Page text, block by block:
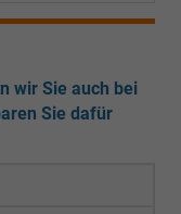
wir Sie auch bei
Sie dafür